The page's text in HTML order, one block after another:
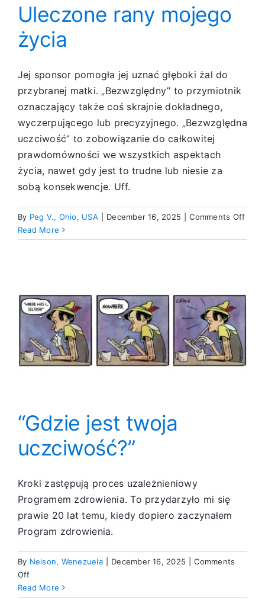
Uleczone rany mojego
życia
Jej sponsor pomogła jej uznać głęboki żal do
przybranej matki. „Bezwzględny” to przymiotnik
oznaczający także coś skrajnie dokładnego,
wyczerpującego lub precyzyjnego. „Bezwzględna
uczciwość” to zobowiązanie do całkowitej
prawdomówności we wszystkich aspektach
życia, nawet gdy jest to trudne lub niesie za
sobą konsekwencje. Uff.
By Peg V., Ohio, USA December 16, 2025 Comments Offon
rany
Read More
“Gdzie jest twoja
uczciwość?”
Kroki zastępują proces uzależnieniowy
Programem zdrowienia. To przydarzyło mi się
prawie 20 lat temu, kiedy dopiero zaczynałem
Program zdrowienia.
By Nelson, Wenezuela December 16, 2025
Comments
Offon
“Gdzie
jest
Read More